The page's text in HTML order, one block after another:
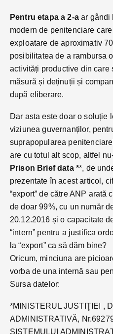
Pentru etapa a 2-aar gândi
modern de penitenciare
exploatare de aproximativ
posibilitatea de a rambursa
activități productive din care
măsură și deținuții și
după eliberare.
Dar asta este doar o soluție
viziunea guvernanților,
suprapopularea
are cu totul alt scop, altfel
Prison Brief data **, de
prezentate în acest articol,
“export” de către ANP arată
de doar 99%, cu un număr
20.12.2016 și o capacitate
“intern” pentru a justifica
la “export” ca să dăm bine?
Oricum, minciuna are
vorba de una internă sau
Sursa datelor:
*MINISTERUL JUSTIŢIEI ,
ADMINISTRATIVĂ,
SISTEMULUI